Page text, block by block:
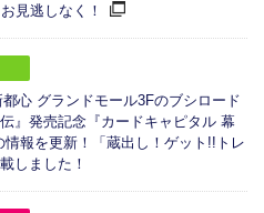
見逃しなく！
心 グランドモール3Fのブシロード
』発売記念『カードキャピタル 幕
報を更新！「蔵出し！ゲット!!トレ
しました！